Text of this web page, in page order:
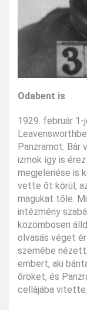
Odabent is
1929. február
Panzramot. Bár
izmok így is
megjelenése is
vette őt körül,
magukat tőle.
intézmény
közömbösen
olvasás véget
szemébe
embert, aki
őröket, és
cellájába vitette.